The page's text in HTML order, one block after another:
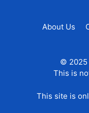
About Us
© 2025
This is
This site is